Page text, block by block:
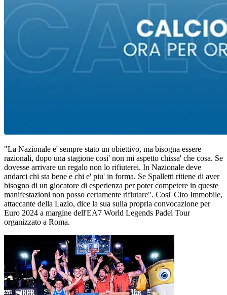
"La Nazionale e' sempre stato un obiettivo, ma bisogna essere
razionali, dopo una stagione cosi' non mi aspetto chissa' che cosa. Se
dovesse arrivare un regalo non lo rifiuterei. In Nazionale deve
andarci chi sta bene e chi e' piu' in forma. Se Spalletti ritiene di aver
bisogno di un giocatore di esperienza per poter competere in queste
manifestazioni non posso certamente rifiutare". Cosi' Ciro Immobile,
attaccante della Lazio, dice la sua sulla propria convocazione per
Euro 2024 a margine dell'EA7 World Legends Padel Tour
organizzato a Roma.